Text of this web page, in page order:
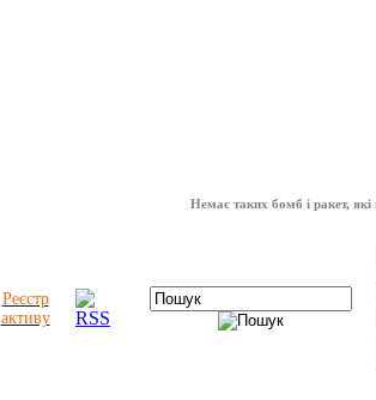
Немає таких бомб і ракет, які
Реєстр
активу